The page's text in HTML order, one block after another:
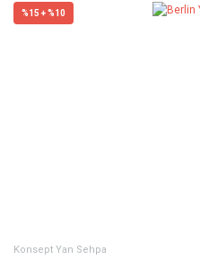
%15 + %10
Konsept Yan Sehpa